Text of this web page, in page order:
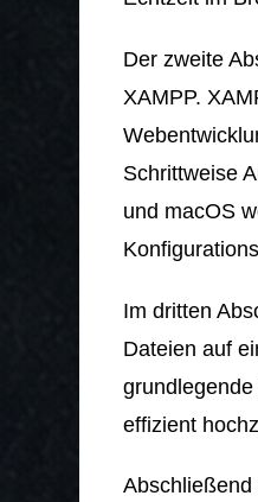
Der zweite
XAMPP.
Schrittweise
und macOS
Im dritten
Dateien auf
effizient
Abschließend